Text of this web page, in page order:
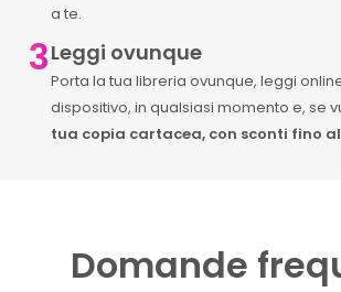
a te.
3Leggi ovunque
Porta la tua libreria ovunque, leggi
dispositivo, in qualsiasi momento e, se
tua copia cartacea, con sconti fino al
Domande